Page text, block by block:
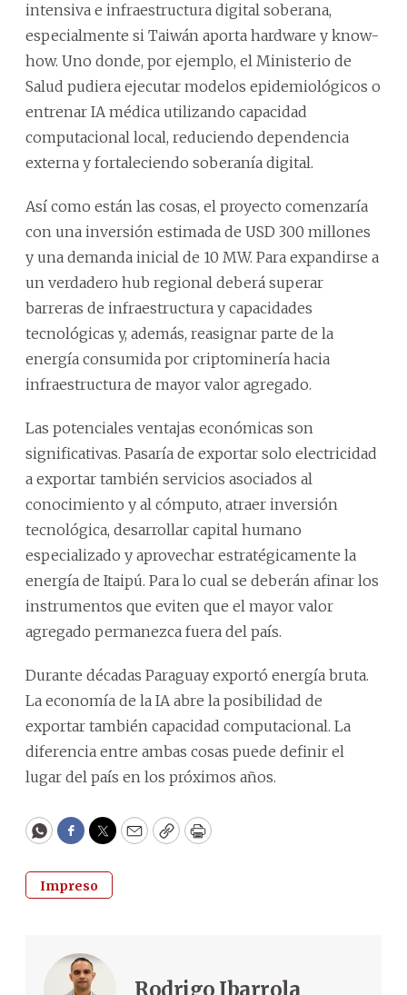
intensiva e infraestructura digital soberana,
especialmente si Taiwán aporta hardware y know-
how. Uno donde, por ejemplo, el Ministerio de
Salud pudiera ejecutar modelos epidemiológicos o
entrenar IA médica utilizando capacidad
computacional local, reduciendo dependencia
externa y fortaleciendo soberanía digital.
Así como están las cosas, el proyecto comenzaría
con una inversión estimada de USD 300 millones
y una demanda inicial de 10 MW. Para expandirse a
un verdadero hub regional deberá superar
barreras de infraestructura y capacidades
tecnológicas y, además, reasignar parte de la
energía consumida por criptominería hacia
infraestructura de mayor valor agregado.
Las potenciales ventajas económicas son
significativas. Pasaría de exportar solo electricidad
a exportar también servicios asociados al
conocimiento y al cómputo, atraer inversión
tecnológica, desarrollar capital humano
especializado y aprovechar estratégicamente la
energía de Itaipú. Para lo cual se deberán afinar los
instrumentos que eviten que el mayor valor
agregado permanezca fuera del país.
Durante décadas Paraguay exportó energía bruta.
La economía de la IA abre la posibilidad de
exportar también capacidad computacional. La
diferencia entre ambas cosas puede definir el
lugar del país en los próximos años.
WhatsApp
Facebook
Twitter
EmailCopyPrint
Impreso
Rodrigo Ibarrola